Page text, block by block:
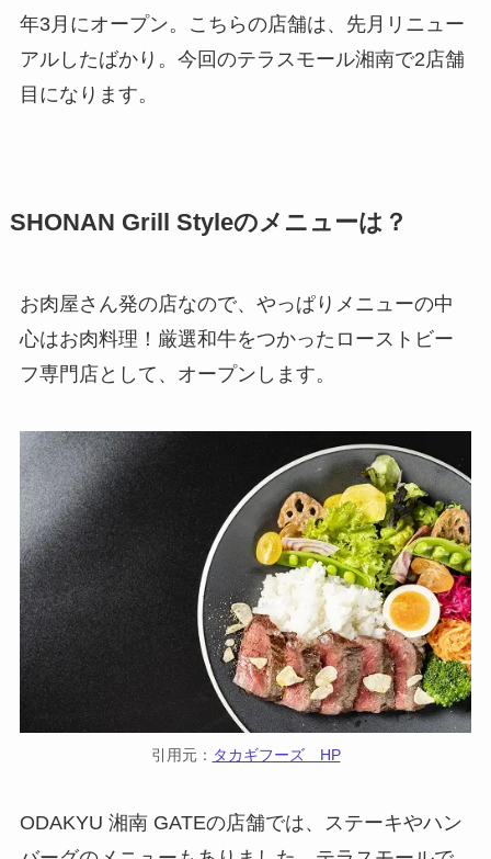
年3月にオープン。こちらの店舗は、先月リニュー
アルしたばかり。今回のテラスモール湘南で2店舗
目になります。
SHONAN Grill Styleのメニューは？
お肉屋さん発の店なので、やっぱりメニューの中
心はお肉料理！厳選和牛をつかったローストビー
フ専門店として、オープンします。
引用元： タカギフーズ HP
ODAKYU 湘南 GATEの店舗では、ステーキやハン